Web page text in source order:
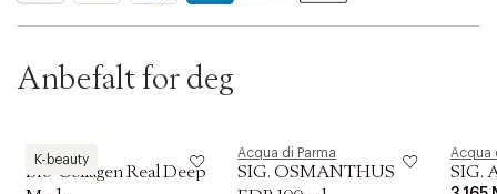
Anbefalt for deg
K-beauty
Biodance
Bio-Collagen Real Deep
Acqua di Parma
SIG. OSMANTHUS
Acqua
SIG.